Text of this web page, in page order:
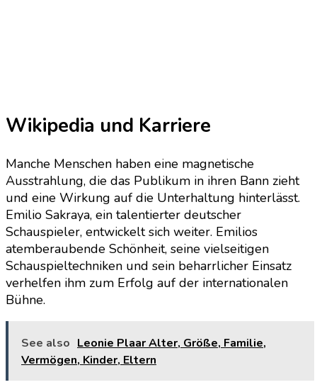
Wikipedia und Karriere
Manche Menschen haben eine magnetische
Ausstrahlung, die das Publikum in ihren Bann zieht
und eine Wirkung auf die Unterhaltung hinterlässt.
Emilio Sakraya, ein talentierter deutscher
Schauspieler, entwickelt sich weiter. Emilios
atemberaubende Schönheit, seine vielseitigen
Schauspieltechniken und sein beharrlicher Einsatz
verhelfen ihm zum Erfolg auf der internationalen
Bühne.
See also Leonie Plaar Alter, Größe, Familie,
Vermögen, Kinder, Eltern